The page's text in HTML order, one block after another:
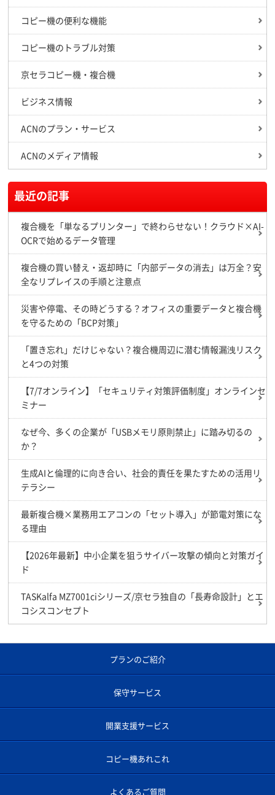
コピー機の便利な機能
コピー機のトラブル対策
京セラコピー機・複合機
ビジネス情報
ACNのプラン・サービス
ACNのメディア情報
最近の記事
複合機を「単なるプリンター」で終わらせない！クラウド×AI-
OCRで始めるデータ管理
複合機の買い替え・返却時に「内部データの消去」は万全？安
全なリプレイスの手順と注意点
災害や停電、その時どうする？オフィスの重要データと複合機
を守るための「BCP対策」
「置き忘れ」だけじゃない？複合機周辺に潜む情報漏洩リスク
と4つの対策
【7/7オンライン】「セキュリティ対策評価制度」オンラインセ
ミナー
なぜ今、多くの企業が「USBメモリ原則禁止」に踏み切るの
か？
生成AIと倫理的に向き合い、社会的責任を果たすための活用リ
テラシー
最新複合機×業務用エアコンの「セット導入」が節電対策にな
る理由
【2026年最新】中小企業を狙うサイバー攻撃の傾向と対策ガイ
ド
TASKalfa MZ7001ciシリーズ/京セラ独自の「長寿命設計」とエ
コシスコンセプト
プランのご紹介
保守サービス
開業支援サービス
コピー機あれこれ
よくあるご質問